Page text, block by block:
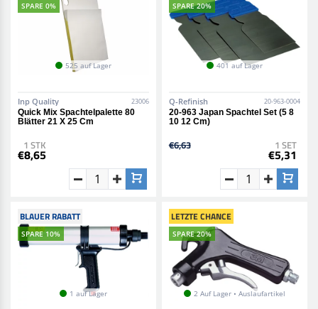
SPARE 0%
525 auf Lager
Inp Quality 23006
Quick Mix Spachtelpalette 80
Blätter 21 X 25 Cm
1 STK
€8,65
SPARE 20%
401 auf Lager
Q-Refinish 20-963-0004
20-963 Japan Spachtel Set (5 8
10 12 Cm)
€6,63 1 SET
€5,31
BLAUER RABATT
SPARE 10%
1 auf Lager
LETZTE CHANCE
SPARE 20%
2 Auf Lager • Auslaufartikel